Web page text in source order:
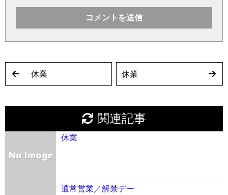
休業 休業
関連記事
休業
通常営業／解禁デー